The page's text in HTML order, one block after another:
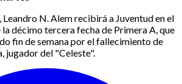
Leandro N. Alem recibirá a Juventud en el
décimo tercera fecha de Primera A, que
fin de semana por el fallecimiento de
jugador del "Celeste".